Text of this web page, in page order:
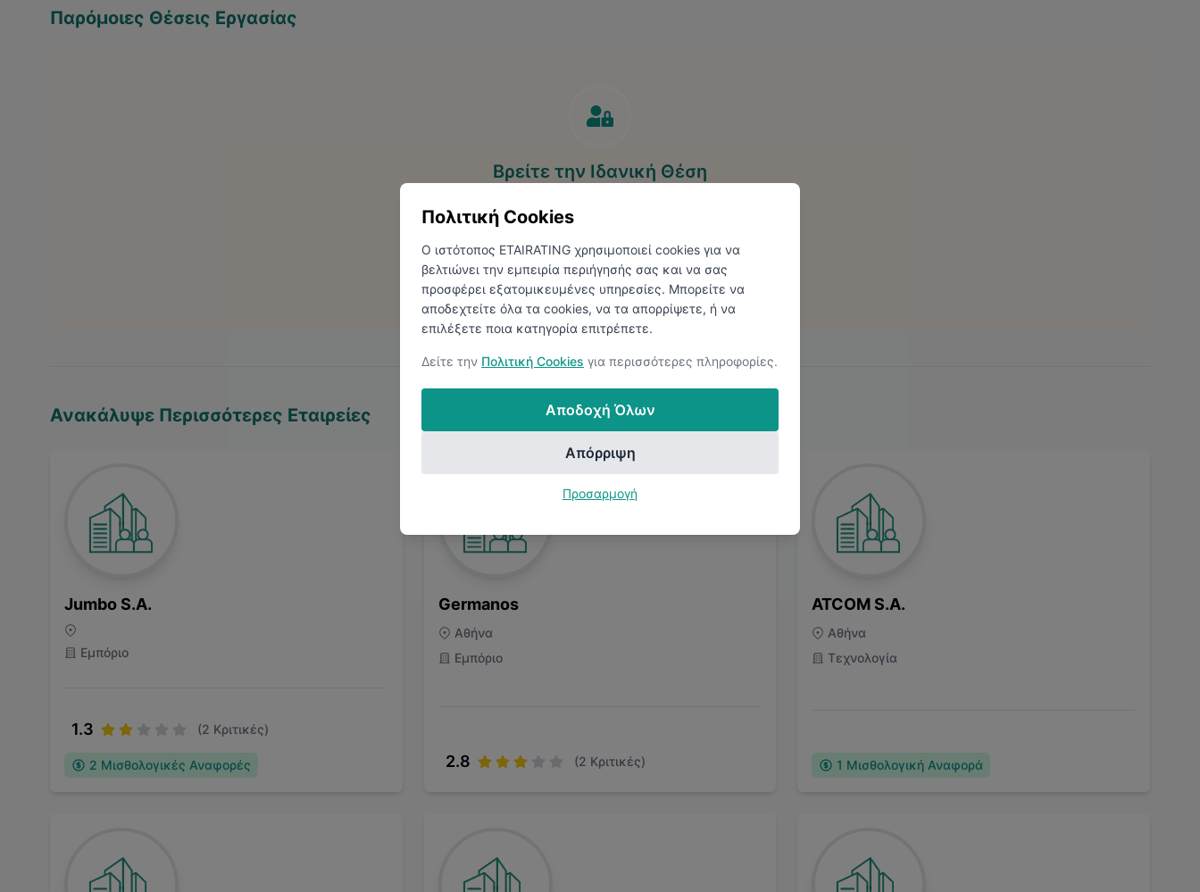
Παρόμοιες Θέσεις Εργασίας
Βρείτε την Ιδανική Θέση
προφίλ σας. Συνδεθείτε για να δείτε παρόμοιες αγγελίες.
Προβολή Παρόμοιων Θέσεων
Ανακάλυψε Περισσότερες Εταιρείες
Jumbo S.A.
Εμπόριο
1.3 (2 Κριτικές)
2 Μισθολογικές Αναφορές
Germanos
Αθήνα
Εμπόριο
2.8 (2 Κριτικές)
ATCOM S.A.
Αθήνα
Τεχνολογία
1 Μισθολογική Αναφορά
Πολιτική Cookies
Ο ιστότοπος ETAIRATING χρησιμοποιεί cookies για να
βελτιώνει την εμπειρία περιήγησής σας και να σας
προσφέρει εξατομικευμένες υπηρεσίες. Μπορείτε να
αποδεχτείτε όλα τα cookies, να τα απορρίψετε, ή να
επιλέξετε ποια κατηγορία επιτρέπετε.
Δείτε την Πολιτική Cookies για περισσότερες πληροφορίες.
Αποδοχή Όλων
Απόρριψη
Προσαρμογή